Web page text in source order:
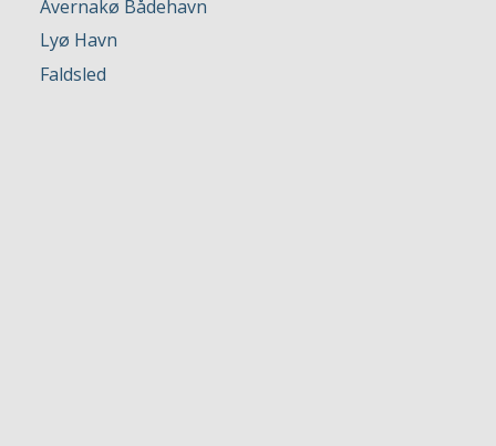
Avernakø Bådehavn
Lyø Havn
Faldsled